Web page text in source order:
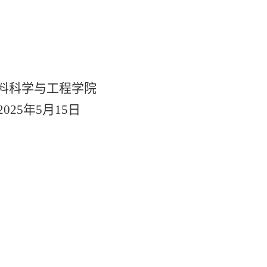
科学与工程学院
年5月 15 日